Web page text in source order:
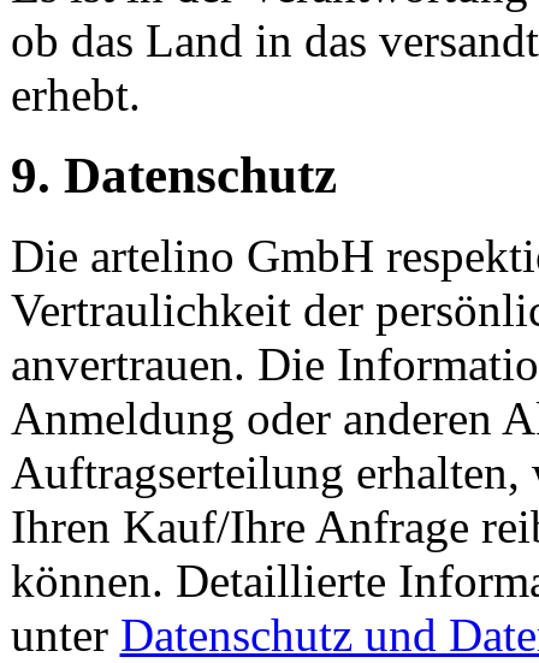
ob das Land in das
erhebt.
9. Datenschutz
Die artelino GmbH
Vertraulichkeit der
anvertrauen. Die
Anmeldung oder anderen
Auftragserteilung erhalten,
Ihren Kauf/Ihre Anfrage
können. Detaillierte
unter Datenschutz und